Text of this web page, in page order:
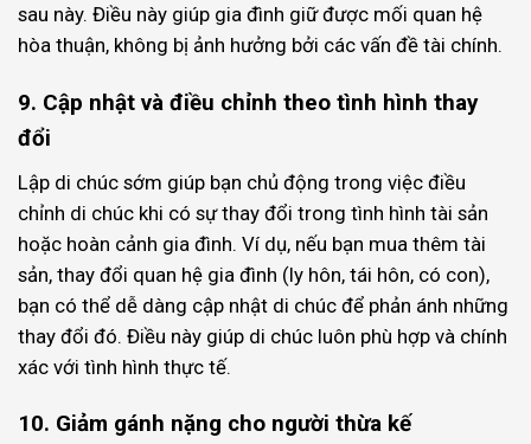
sau này. Điều này giúp gia đình giữ được mối quan hệ
hòa thuận, không bị ảnh hưởng bởi các vấn đề tài chính.
9. Cập nhật và điều chỉnh theo tình hình thay
đổi
Lập di chúc sớm giúp bạn chủ động trong việc điều
chỉnh di chúc khi có sự thay đổi trong tình hình tài sản
hoặc hoàn cảnh gia đình. Ví dụ, nếu bạn mua thêm tài
sản, thay đổi quan hệ gia đình (ly hôn, tái hôn, có con),
bạn có thể dễ dàng cập nhật di chúc để phản ánh những
thay đổi đó. Điều này giúp di chúc luôn phù hợp và chính
xác với tình hình thực tế.
10. Giảm gánh nặng cho người thừa kế